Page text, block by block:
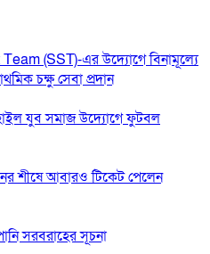
(SST)-এর উদ্যোগে বিনামূল্যে
চক্ষু সেবা প্রদান
যুব সমাজ উদ্যোগে ফুটবল
শীষে আবারও টিকেট পেলেন
সরবরাহের সূচনা